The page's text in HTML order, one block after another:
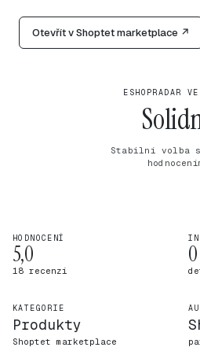
Otevřít v Shoptet marketplace ↗
ESHOPRADAR
Stabilní volba s
HODNOCENÍ
5,0
18 recenzí
0
KATEGORIE
Produkty
Shoptet marketplace